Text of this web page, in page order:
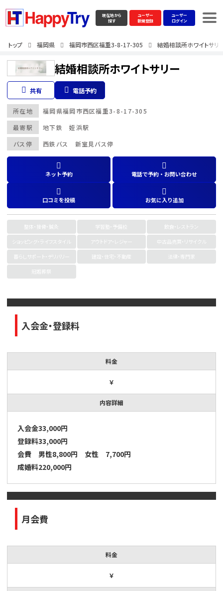
現在地から
探す
ユーザー
新規登録
ユーザー
ログイン
トップ 福岡県 福岡市西区福重3-8-17-305 結婚相談所ホワイトサリ
結婚相談所ホワイトサリー
共有 電話予約
バス停 西鉄バス 新室見バス停
最寄駅 地下鉄 姪浜駅
所在地 福岡県福岡市西区福重3-8-17-305
ネット予約 電話で予約・お問い合わせ
口コミを投稿 お気に入り追加
整体・接骨・鍼灸 学習塾・予備校
飲食・レストラン
ショッピング・ライフスタイル
アウトドア・レジャー
中古品売買・リサイクル
暮らしサポート・デリバリー
建設・住宅・不動産
法律・専門家
冠婚葬祭
入会金・登録料
料金
￥
内容詳細
入会金33,000円
登録料33,000円
会費 男性8,800円 女性 7,700円
成婚料220,000円
月会費
料金
￥